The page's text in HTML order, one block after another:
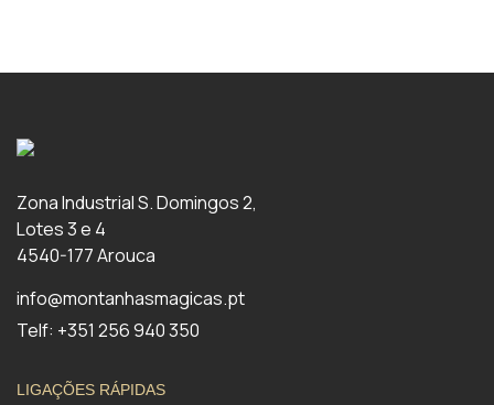
Zona Industrial S. Domingos 2,
Lotes 3 e 4
4540-177 Arouca
info@montanhasmagicas.pt
Telf: +351 256 940 350
LIGAÇÕES RÁPIDAS